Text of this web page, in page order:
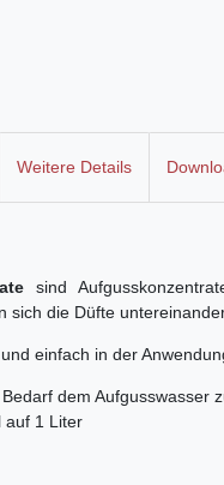
Weitere Details
sind
sich die Düfte
einfach in der
dem Aufgusswasser
auf 1 Liter